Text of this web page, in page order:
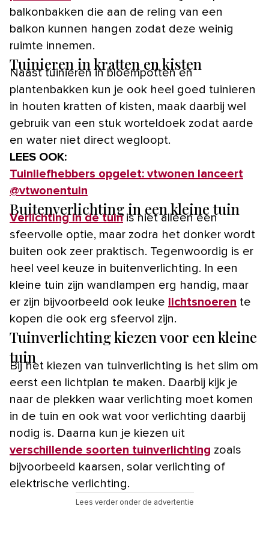
balkonbakken die aan de reling van een
balkon kunnen hangen zodat deze weinig
ruimte innemen.
Tuinieren in kratten en kisten
Naast tuinieren in bloempotten en
plantenbakken kun je ook heel goed tuinieren
in houten kratten of kisten, maak daarbij wel
gebruik van een stuk worteldoek zodat aarde
en water niet direct wegloopt.
LEES OOK:
Tuinliefhebbers opgelet: vtwonen lanceert
@vtwonentuin
Buitenverlichting in een kleine tuin
Verlichting in de tuinis niet alleen een
sfeervolle optie, maar zodra het donker wordt
buiten ook zeer praktisch. Tegenwoordig is er
heel veel keuze in buitenverlichting. In een
kleine tuin zijn wandlampen erg handig, maar
er zijn bijvoorbeeld ook leuke lichtsnoeren te
kopen die ook erg sfeervol zijn.
Tuinverlichting kiezen voor een kleine
tuin
Bij het kiezen van tuinverlichting is het slim om
eerst een lichtplan te maken. Daarbij kijk je
naar de plekken waar verlichting moet komen
in de tuin en ook wat voor verlichting daarbij
nodig is. Daarna kun je kiezen uit
verschillende soorten tuinverlichting zoals
bijvoorbeeld kaarsen, solar verlichting of
elektrische verlichting.
Lees verder onder de advertentie